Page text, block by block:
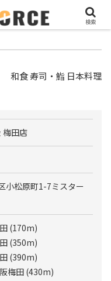
和食 寿司・鮨 日本料理
梅田店
小松原町1-7ミスター
(170m)
(350m)
(390m)
梅田 (430m)
検索